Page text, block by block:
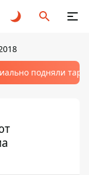
подняли